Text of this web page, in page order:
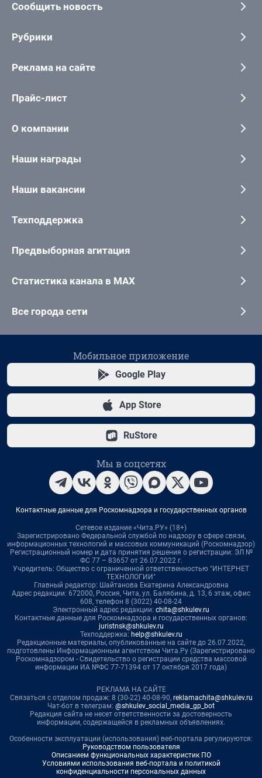
Сообщить новость
Рубрики
Реклама на сайте
Прайс-лист
О компании
Наши награды
Наши вакансии
Техподдержка
Предвыборная агитация
Статистика канала в MAX
Все города сети
Мобильное приложение
Google Play
App Store
RuStore
Мы в соцсетях
Контактные данные для Роскомнадзора и государственных органов
Сетевое издание «Чита.РУ» (18+)
Зарегистрировано Федеральной службой по надзору в сфере связи,
информационных технологий и массовых коммуникаций (Роскомнадзор)
Регистрационный номер и дата принятия решения о регистрации: ЭЛ №
ФС 77 – 83657 от 26.07.2022 г.
Учредитель: Общество с ограниченной ответственностью "ИНТЕРНЕТ
ТЕХНОЛОГИИ"
Главный редактор: Шайтанова Екатерина Александровна
Адрес редакции: 672000, Россия, Чита, ул. Балябина, д. 13, 6 этаж, офис
608, телефон 8 (3022) 40-08-24
Электронный адрес редакции: chita@shkulev.ru
Контактные данные для Роскомнадзора и государственных органов:
juristnsk@shkulev.ru
Техподдержка: help@shkulev.ru
Редакционные материалы, опубликованные на сайте до 26.07.2022,
подготовлены Информационным агентством Чита.Ру (Зарегистрировано
Роскомнадзором - Свидетельство о регистрации средства массовой
информации ИА №ФС 77-71394 от 17 октября 2017 года)
РЕКЛАМА НА САЙТЕ
Связаться с отделом продаж: 8 (30-22) 40-08-90, reklamachita@shkulev.ru
Чат-бот в телеграм: @shkulev_social_media_gp_bot
Редакция сайта не несет ответственности за достоверность
информации, содержащейся в рекламных объявлениях.
Особенности эксплуатации (использования) веб-портала регулируются:
Руководством пользователя
Описанием функциональных характеристик ПО
Условиями использования веб-портала и политикой
конфиденциальности персональных данных